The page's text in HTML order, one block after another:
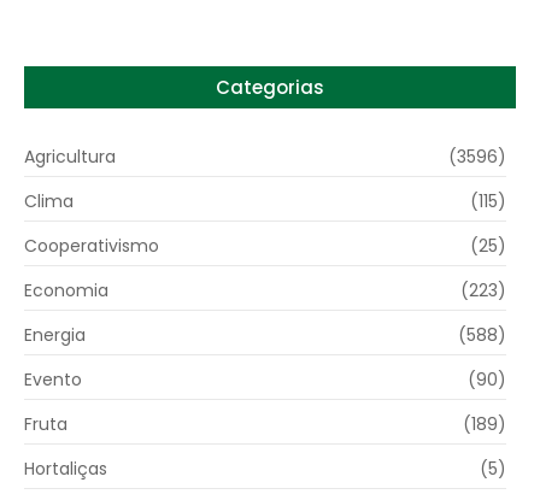
Categorias
Agricultura
(3596)
Clima
(115)
Cooperativismo
(25)
Economia
(223)
Energia
(588)
Evento
(90)
Fruta
(189)
Hortaliças
(5)